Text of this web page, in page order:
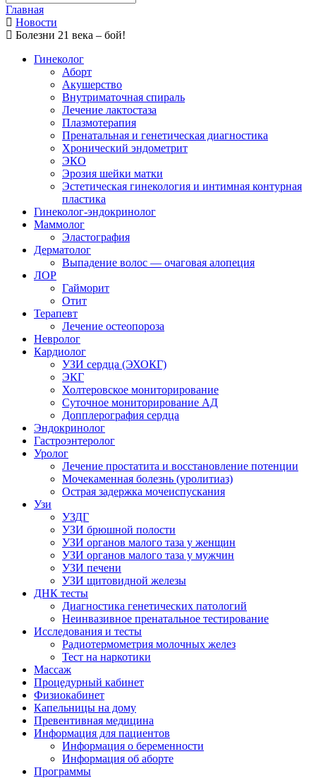
Главная
Новости
Болезни 21 века – бой!
Гинеколог
Аборт
Акушерство
Внутриматочная спираль
Лечение лактостаза
Плазмотерапия
Пренатальная и генетическая диагностика
Хронический эндометрит
ЭКО
Эрозия шейки матки
Эстетическая гинекология и интимная контурная
пластика
Гинеколог-эндокринолог
Маммолог
Эластография
Дерматолог
Выпадение волос — очаговая алопеция
ЛОР
Гайморит
Отит
Терапевт
Лечение остеопороза
Невролог
Кардиолог
УЗИ сердца (ЭХОКГ)
ЭКГ
Холтеровское мониторирование
Суточное мониторирование АД
Допплерография сердца
Эндокринолог
Гастроэнтеролог
Уролог
Лечение простатита и восстановление потенции
Мочекаменная болезнь (уролитиаз)
Острая задержка мочеиспускания
Узи
УЗДГ
УЗИ брюшной полости
УЗИ органов малого таза у женщин
УЗИ органов малого таза у мужчин
УЗИ печени
УЗИ щитовидной железы
ДНК тесты
Диагностика генетических патологий
Неинвазивное пренатальное тестирование
Исследования и тесты
Радиотермометрия молочных желез
Тест на наркотики
Массаж
Процедурный кабинет
Физиокабинет
Капельницы на дому
Превентивная медицина
Информация для пациентов
Информация о беременности
Информация об аборте
Программы